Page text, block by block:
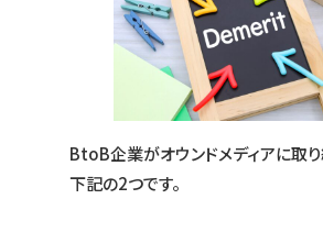
BtoB企業がオウンドメディアに取
下記の2つです。